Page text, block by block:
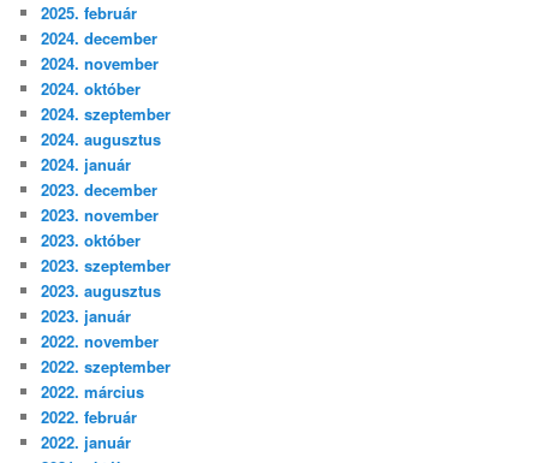
2025. február
2024. december
2024. november
2024. október
2024. szeptember
2024. augusztus
2024. január
2023. december
2023. november
2023. október
2023. szeptember
2023. augusztus
2023. január
2022. november
2022. szeptember
2022. március
2022. február
2022. január